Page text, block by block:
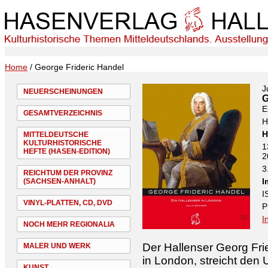
Home / George Frideric Handel
NEUERSCHEINUNGEN
GESAMTVERZEICHNIS
MITTELDEUTSCHE
KULTURHISTORISCHE
HEFTE (HASEN-EDITION)
REICHTUM DER PROVINZ
(SACHSEN-ANHALT)
VINYL-PLATTEN, CD, DVD
NOCH MEHR REGIONALIA
MALER UND WERK
Der Hallenser Georg
in London, streicht den